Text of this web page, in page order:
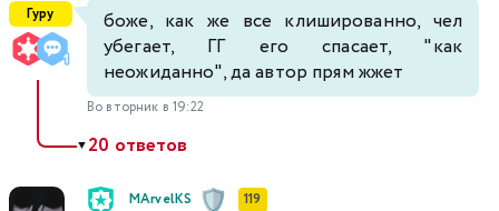
Гуру
боже, как же все клишированно, чел
убегает, ГГ его спасает, "как
неожиданно", да автор прям жжет
Во вторник в 19:22
▼20 ответов
MArvelKS 119